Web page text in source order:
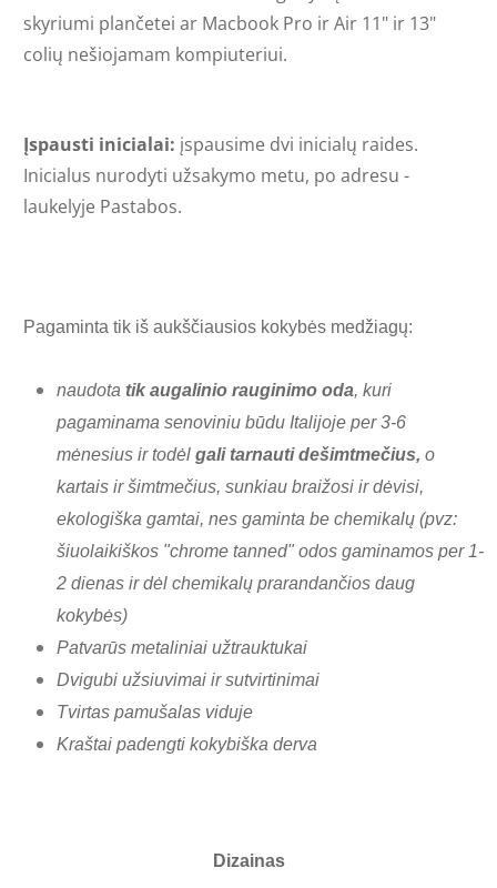
skyriumi plančetei ar Macbook Pro ir Air 11" ir 13"
colių nešiojamam kompiuteriui.
Įspausti inicialai: įspausime dvi inicialų raides.
Inicialus nurodyti užsakymo metu, po adresu -
laukelyje Pastabos.
Pagaminta tik iš aukščiausios kokybės medžiagų:
naudota tik augalinio rauginimo oda, kuri
pagaminama senoviniu būdu Italijoje per 3-6
mėnesius ir todėlgali tarnauti dešimtmečius, o
kartais ir šimtmečius, sunkiau braižosi ir dėvisi,
ekologiška gamtai, nes gaminta be chemikalų (pvz:
šiuolaikiškos "chrome tanned" odos gaminamos per 1-
2 dienas ir dėl chemikalų prarandančios daug
kokybės)
Patvarūs metaliniai užtrauktukai
Dvigubi užsiuvimai ir sutvirtinimai
Tvirtas pamušalas viduje
Kraštai padengti kokybiška derva
Dizainas